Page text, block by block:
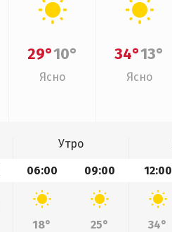
29°10°
Ясно
34°13°
Ясно
Утро
06:00 09:00 12:00
18° 25° 34°